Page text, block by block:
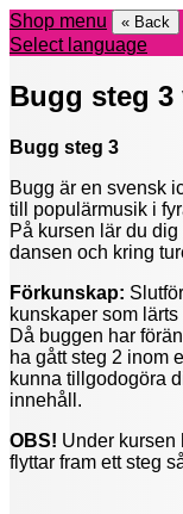
Shop menu « Back
Select language
Bugg steg 3
Bugg steg 3
Bugg är en svensk
till populärmusik i
På kursen lär du
dansen och kring
Förkunskap:
kunskaper som lärts
Då buggen har
ha gått steg 2 inom
kunna tillgodogöra
innehåll.
OBS! Under kursen
flyttar fram ett steg